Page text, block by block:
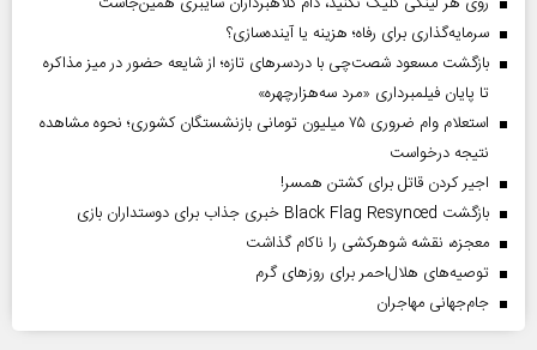
سرمایه‌گذاری برای رفاه؛ هزینه یا آینده‌سازی؟
بازگشت مسعود شصت‌چی با دردسر‌های تازه؛ از شایعه حضور در میز مذاکره
تا پایان فیلمبرداری «مرد سه‌هزارچهره»
استعلام وام ضروری ۷۵ میلیون تومانی بازنشستگان کشوری؛ نحوه مشاهده
نتیجه درخواست
اجیر کردن قاتل برای کشتن همسر!
بازگشت Black Flag Resynced خبری جذاب برای دوستداران بازی
معجزه، نقشه شوهرکشی را ناکام گذاشت
توصیه‌های هلال‌احمر برای روز‌های گرم
جام‌جهانی مهاجران